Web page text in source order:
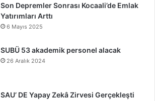
Son Depremler Sonrası Kocaali’de Emlak
Yatırımları Arttı
6 Mayıs 2025
SUBÜ 53 akademik personel alacak
26 Aralık 2024
SAU’ DE Yapay Zekâ Zirvesi Gerçekleşti